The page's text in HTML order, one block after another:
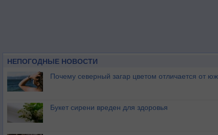
НЕПОГОДНЫЕ НОВОСТИ
Почему северный загар цветом отличается от
Букет сирени вреден для здоровья